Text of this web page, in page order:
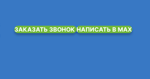
ЗАКАЗАТЬ ЗВОНОКНАПИСАТЬ В MAX